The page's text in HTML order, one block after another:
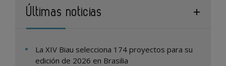
Últimas noticias
La XIV Biau selecciona 174 proyectos para su
edición de 2026 en Brasilia